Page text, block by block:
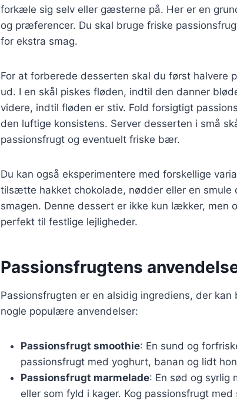
forkæle sig selv eller gæsterne på. Her er en
og præferencer. Du skal bruge friske
for ekstra smag.
For at forberede desserten skal du først halvere
ud. I en skål piskes fløden, indtil den danner
videre, indtil fløden er stiv. Fold forsigtigt
den luftige konsistens. Server desserten i små
passionsfrugt og eventuelt friske bær.
Du kan også eksperimentere med forskellige
tilsætte hakket chokolade, nødder eller en smule
smagen. Denne dessert er ikke kun lækker, men
perfekt til festlige lejligheder.
Passionsfrugtens
Passionsfrugten er en alsidig ingrediens, der
nogle populære anvendelser:
Passionsfrugt smoothie: En sund og
passionsfrugt med yoghurt, banan og lidt
Passionsfrugt marmelade: En sød og syrlig
eller som fyld i kager. Kog passionsfrugt